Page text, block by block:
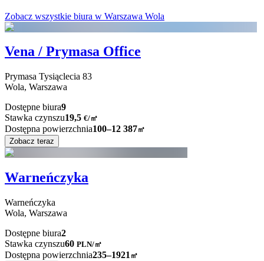
Zobacz wszystkie biura w Warszawa Wola
Vena / Prymasa Office
Prymasa Tysiąclecia 83
Wola, Warszawa
Dostępne biura9
Stawka czynszu19,5 €/㎡
Dostępna powierzchnia100–12 387㎡
Zobacz teraz
Warneńczyka
Warneńczyka
Wola, Warszawa
Dostępne biura2
Stawka czynszu60 PLN/㎡
Dostępna powierzchnia235–1921 ㎡